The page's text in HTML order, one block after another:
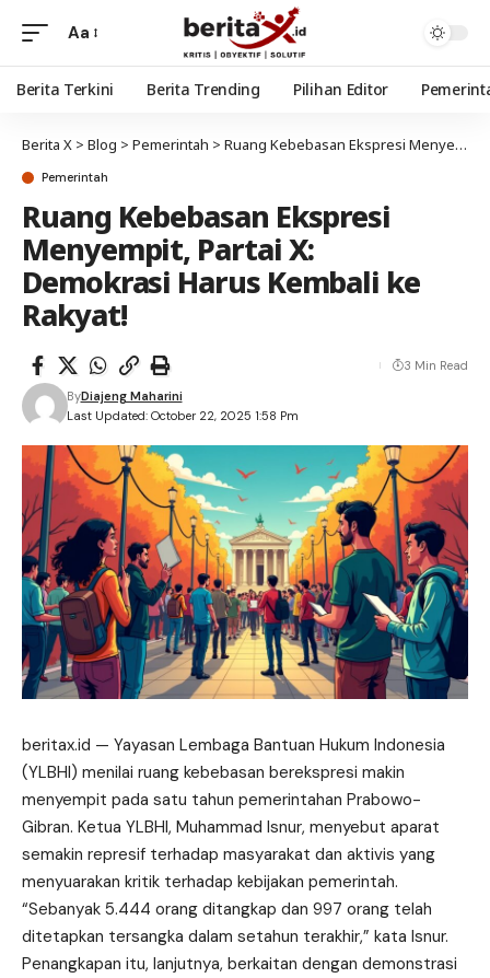
Aa
Berita Terkini Berita Trending Pilihan Editor
Berita X > Blog > Pemerintah > Ruang Kebebasan Ekspresi Menyempit, Partai X: Demokrasi Harus Kembali ke Rakyat!
Pemerintah
Ruang Kebebasan Ekspresi
Menyempit, Partai X:
Demokrasi Harus Kembali ke
Rakyat!
Last Updated: October 22, 2025 1:58 Pm
ByDiajeng Maharini
3 Min Read
beritax.id — Yayasan Lembaga Bantuan Hukum Indonesia
(YLBHI) menilai ruang kebebasan berekspresi makin
menyempit pada satu tahun pemerintahan Prabowo-
Gibran. Ketua YLBHI, Muhammad Isnur, menyebut aparat
semakin represif terhadap masyarakat dan aktivis yang
menyuarakan kritik terhadap kebijakan pemerintah.
“Sebanyak 5.444 orang ditangkap dan 997 orang telah
ditetapkan tersangka dalam setahun terakhir,” kata Isnur.
Penangkapan itu, lanjutnya, berkaitan dengan demonstrasi